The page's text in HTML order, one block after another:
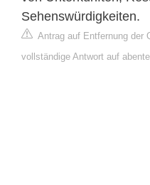
Sehenswürdigkeiten.
Antrag auf Entfernung der
vollständige Antwort auf